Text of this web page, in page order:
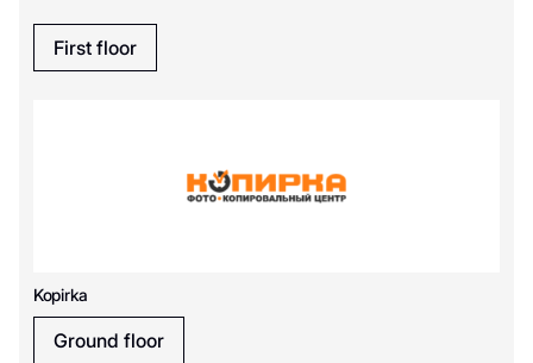
First floor
Kopirka
Ground floor